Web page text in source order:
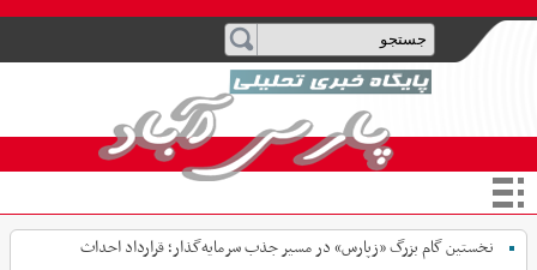
نخستین گام بزرگ «زپارس» در مسیر جذب سرمایه‌گذار؛ قرارداد احداث